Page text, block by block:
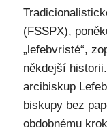
(FSSPX),
„lefebvristé“,
někdejší
arcibiskup
biskupy bez
obdobnému